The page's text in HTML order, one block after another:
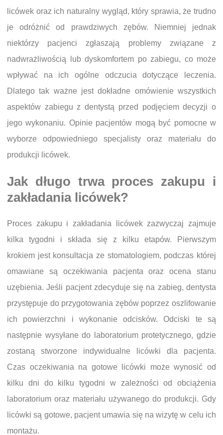
licówek oraz ich naturalny wygląd, który sprawia, że trudno
je odróżnić od prawdziwych zębów. Niemniej jednak
niektórzy pacjenci zgłaszają problemy związane z
nadwrażliwością lub dyskomfortem po zabiegu, co może
wpływać na ich ogólne odczucia dotyczące leczenia.
Dlatego tak ważne jest dokładne omówienie wszystkich
aspektów zabiegu z dentystą przed podjęciem decyzji o
jego wykonaniu. Opinie pacjentów mogą być pomocne w
wyborze odpowiedniego specjalisty oraz materiału do
produkcji licówek.
Jak długo trwa proces zakupu i
zakładania licówek?
Proces zakupu i zakładania licówek zazwyczaj zajmuje
kilka tygodni i składa się z kilku etapów. Pierwszym
krokiem jest konsultacja ze stomatologiem, podczas której
omawiane są oczekiwania pacjenta oraz ocena stanu
uzębienia. Jeśli pacjent zdecyduje się na zabieg, dentysta
przystępuje do przygotowania zębów poprzez oszlifowanie
ich powierzchni i wykonanie odcisków. Odciski te są
następnie wysyłane do laboratorium protetycznego, gdzie
zostaną stworzone indywidualne licówki dla pacjenta.
Czas oczekiwania na gotowe licówki może wynosić od
kilku dni do kilku tygodni w zależności od obciążenia
laboratorium oraz materiału używanego do produkcji. Gdy
licówki są gotowe, pacjent umawia się na wizytę w celu ich
montażu.